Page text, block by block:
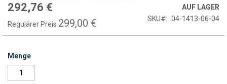
Sonderpreis
292,76 €
Regulärer Preis 299,00 €
AUF LAGER
SKU
04-1413-06-04
Menge